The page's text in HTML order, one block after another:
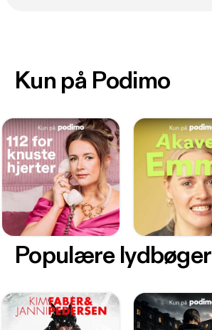
Kun på Podimo
Populære lydbøger